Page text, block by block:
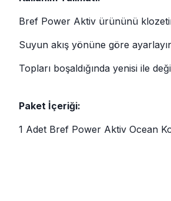
Bref Power Aktiv ürününü
Suyun akış yönüne göre
Topları boşaldığında
Paket İçeriği:
1 Adet Bref Power Aktiv Ocean